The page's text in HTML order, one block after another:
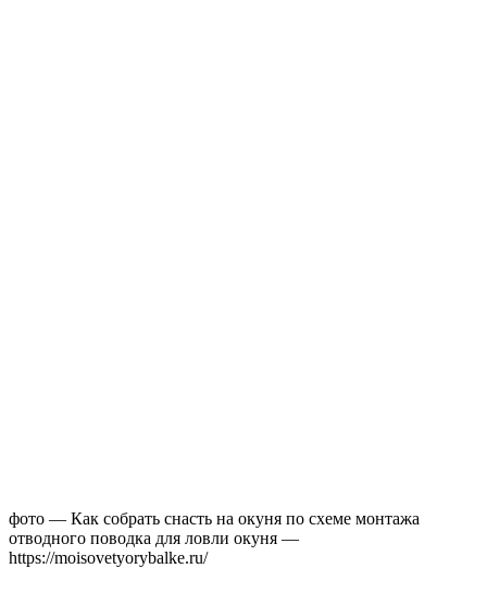
фото — Как собрать снасть на окуня по схеме монтажа
отводного поводка для ловли окуня —
https://moisovetyorybalke.ru/